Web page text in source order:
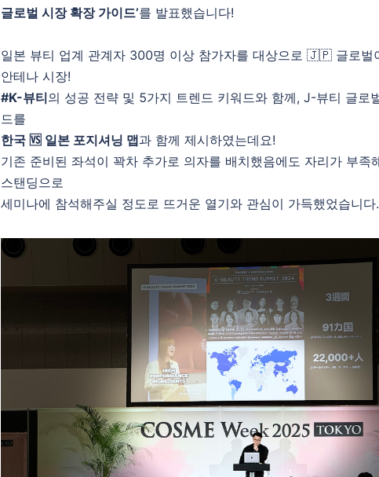
글로벌 시장 확장 가이드’를 발표했습니다!
일본 뷰티 업계 관계자 300명 이상 참가자를 대상으로 🇯🇵 글로벌
안테나 시장!
#K-뷰티의 성공 전략 및 5가지 트렌드 키워드와 함께, J-뷰티 글로
드를
한국 🆚 일본 포지셔닝 맵과 함께 제시하였는데요!
기존 준비된 좌석이 꽉차 추가로 의자를 배치했음에도 자리가 부족
스탠딩으로
세미나에 참석해주실 정도로 뜨거운 열기와 관심이 가득했었습니다